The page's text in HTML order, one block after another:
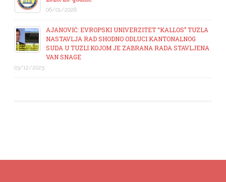
06/01/2026
AJANOVIĆ: EVROPSKI UNIVERZITET “KALLOS” TUZLA
NASTAVLJA RAD SHODNO ODLUCI KANTONALNOG
SUDA U TUZLI KOJOM JE ZABRANA RADA STAVLJENA
VAN SNAGE
03/12/2025